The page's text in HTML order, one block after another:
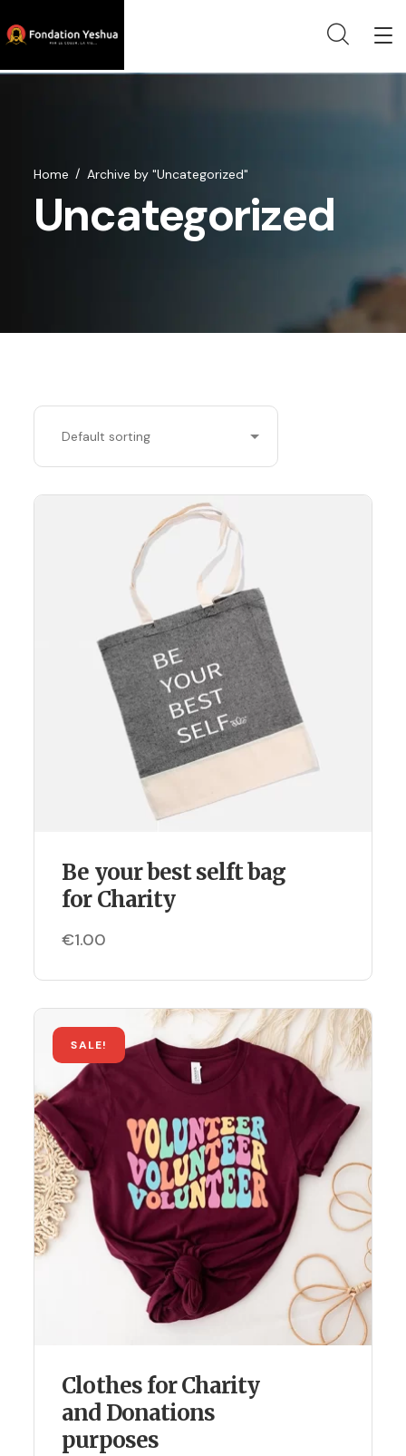
Uncategorized
Home Archive by "Uncategorized"
Be your best selft bag
for Charity
€1.00
SALE!
Clothes for Charity
and Donations
purposes